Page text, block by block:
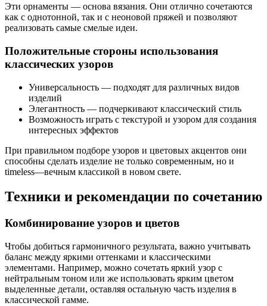
Эти орнаменты — основа вязания. Они отлично сочетаются
как с однотонной, так и с неоновой пряжей и позволяют
реализовать самые смелые идеи.
Положительные стороны использования
классических узоров
Универсальность — подходят для различных видов
изделий
Элегантность — подчеркивают классический стиль
Возможность играть с текстурой и узором для создания
интересных эффектов
При правильном подборе узоров и цветовых акцентов они
способны сделать изделие не только современным, но и
timeless—вечным классикой в новом свете.
Техники и рекомендации по сочетанию
Комбинирование узоров и цветов
Чтобы добиться гармоничного результата, важно учитывать
баланс между яркими оттенками и классическими
элементами. Например, можно сочетать яркий узор с
нейтральным тоном или же использовать ярким цветом
выделенные детали, оставляя остальную часть изделия в
классической гамме.